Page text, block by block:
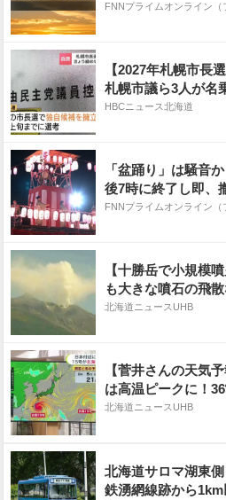
FNNプライムオンライン（
【2027年札幌市長
札幌市議ら3人が
の支援に頼らず立候
HBCニュース北海道
「盆踊り」は騒音
後7時に終了し即
客人気を背景に参
FNNプライムオンライン（
【十勝岳で小規模
も大きな噴石の飛
「2」継続…気象台
北海道ニュースUHB
【菅井さんの天気
は高温ピークに！
来週は台風15号が北
北海道ニュースUHB
北海道サロマ湖東
鉄湧網線跡から